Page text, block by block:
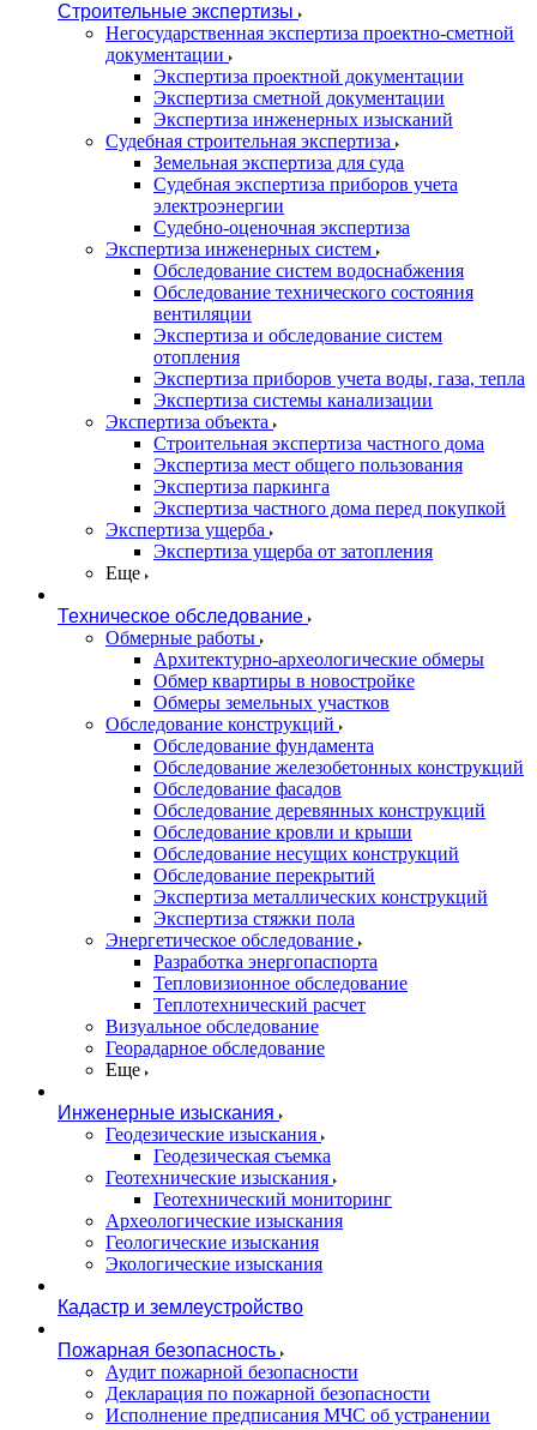
Строительные экспертизы
Негосударственная экспертиза проектно-сметной
документации
Экспертиза проектной документации
Экспертиза сметной документации
Экспертиза инженерных изысканий
Судебная строительная экспертиза
Земельная экспертиза для суда
Судебная экспертиза приборов учета
электроэнергии
Судебно-оценочная экспертиза
Экспертиза инженерных систем
Обследование систем водоснабжения
Обследование технического состояния
вентиляции
Экспертиза и обследование систем
отопления
Экспертиза приборов учета воды, газа, тепла
Экспертиза системы канализации
Экспертиза объекта
Строительная экспертиза частного дома
Экспертиза мест общего пользования
Экспертиза паркинга
Экспертиза частного дома перед покупкой
Экспертиза ущерба
Экспертиза ущерба от затопления
Еще
Техническое обследование
Обмерные работы
Архитектурно-археологические обмеры
Обмер квартиры в новостройке
Обмеры земельных участков
Обследование конструкций
Обследование фундамента
Обследование железобетонных конструкций
Обследование фасадов
Обследование деревянных конструкций
Обследование кровли и крыши
Обследование несущих конструкций
Обследование перекрытий
Экспертиза металлических конструкций
Экспертиза стяжки пола
Энергетическое обследование
Разработка энергопаспорта
Тепловизионное обследование
Теплотехнический расчет
Визуальное обследование
Георадарное обследование
Еще
Инженерные изыскания
Геодезические изыскания
Геодезическая съемка
Геотехнические изыскания
Геотехнический мониторинг
Археологические изыскания
Геологические изыскания
Экологические изыскания
Кадастр и землеустройство
Пожарная безопасность
Аудит пожарной безопасности
Декларация по пожарной безопасности
Исполнение предписания МЧС об устранении